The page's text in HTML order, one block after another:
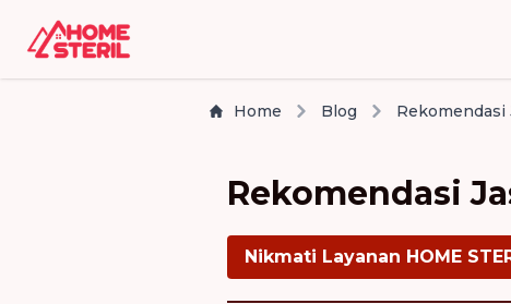
Home Blog Rekomendasi
Rekomendasi
Nikmati Layanan HOME